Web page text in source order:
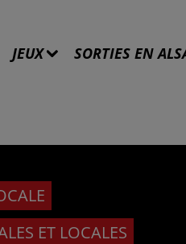
JEUX SORTIES EN
ET LOCALES